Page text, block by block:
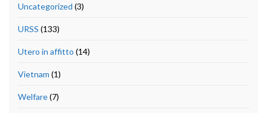
Uncategorized (3)
URSS (133)
Utero in affitto (14)
Vietnam (1)
Welfare(7)